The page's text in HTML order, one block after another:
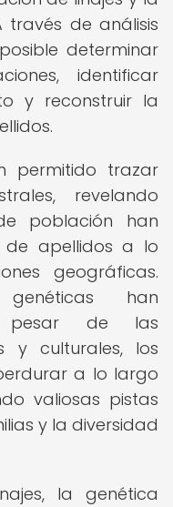
través de análisis
determinar
identificar
y reconstruir la
permitido trazar
revelando
población han
de apellidos a lo
geográficas.
genéticas han
pesar de las
y culturales, los
a lo largo
valiosas pistas
y la diversidad
la genética